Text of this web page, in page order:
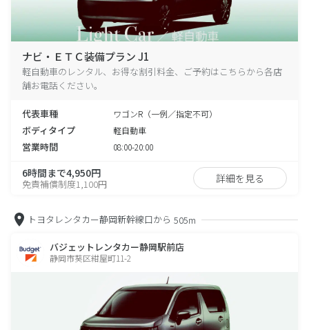
ナビ・ＥＴＣ装備プラン J1
軽自動車のレンタル、お得な割引料金、ご予約はこちらから各店
舗お電話ください。
代表車種 ワゴンR（一例／指定不可）
ボディタイプ 軽自動車
営業時間 08:00-20:00
6時間まで4,950円
免責補償制度1,100円 詳細を見る
トヨタレンタカー静岡新幹線口から 505m
バジェットレンタカー静岡駅前店
静岡市葵区紺屋町11-2